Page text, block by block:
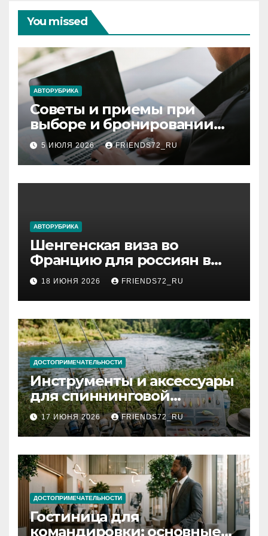
You missed
АВТОРУБРИКА
Советы и приемы при
выборе и бронировании
авиабилетов
5 ИЮЛЯ 2026 FRIENDS72_RU
АВТОРУБРИКА
Шенгенская виза во
Францию для россиян в
2026 году: сроки от 3 дней
и список необходимых
документов
18 ИЮНЯ 2026 FRIENDS72_RU
ДОСТОПРИМЕЧАТЕЛЬНОСТИ
Инструменты и аксессуары
для спиннинговой
рыбалки: назначение и
типы
17 ИЮНЯ 2026 FRIENDS72_RU
ДОСТОПРИМЕЧАТЕЛЬНОСТИ
Гостиница для
командировки: основные